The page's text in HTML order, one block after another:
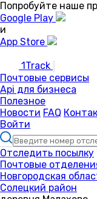
Попробуйте наше
Google Play
и
App Store
1Track
Почтовые сервисы
Api для бизнеса
Полезное
Новости FAQ
Войти
Отследить посылку
Почтовые
Новгородская
Солецкий район